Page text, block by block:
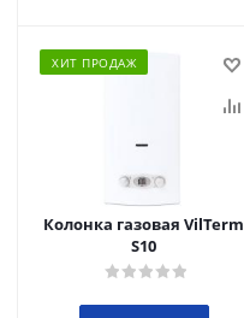
ХИТ ПРОДАЖ
Колонка газовая VilTerm
S10